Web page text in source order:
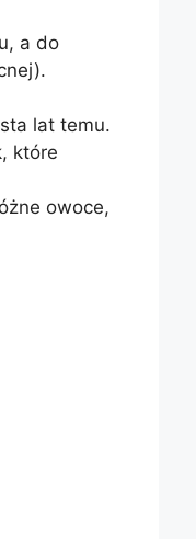
a do
lat temu.
które
owoce,